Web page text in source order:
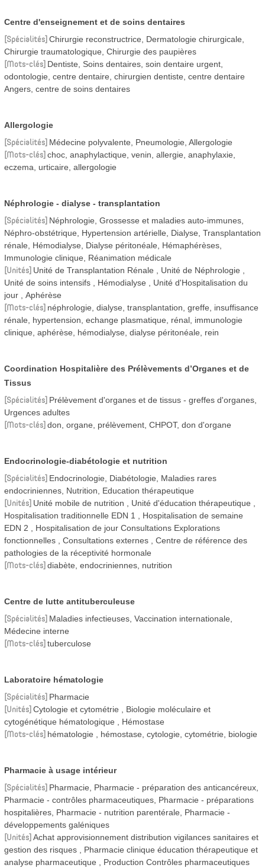
Centre d'enseignement et de soins dentaires
Spécialités Chirurgie reconstructrice, Dermatologie chirurgicale,
Chirurgie traumatologique, Chirurgie des paupières
Mots-clés Dentiste, Soins dentaires, soin dentaire urgent,
odontologie, centre dentaire, chirurgien dentiste, centre dentaire
Angers, centre de soins dentaires
Allergologie
Spécialités Médecine polyvalente, Pneumologie, Allergologie
Mots-clés choc, anaphylactique, venin, allergie, anaphylaxie,
eczema, urticaire, allergologie
Néphrologie - dialyse - transplantation
Spécialités Néphrologie, Grossesse et maladies auto-immunes,
Néphro-obstétrique, Hypertension artérielle, Dialyse, Transplantation
rénale, Hémodialyse, Dialyse péritonéale, Hémaphérèses,
Immunologie clinique, Réanimation médicale
Unités Unité de Transplantation Rénale
Unité de Néphrologie
Unité de soins intensifs
Hémodialyse
Unité d'Hospitalisation du
jour
Aphérèse
Mots-clés néphrologie, dialyse, transplantation, greffe, insuffisance
rénale, hypertension, echange plasmatique, rénal, immunologie
clinique, aphérèse, hémodialyse, dialyse péritonéale, rein
Coordination Hospitalière des Prélèvements d’Organes et de
Tissus
Spécialités Prélèvement d'organes et de tissus - greffes d'organes,
Urgences adultes
Mots-clés don, organe, prélèvement, CHPOT, don d'organe
Endocrinologie-diabétologie et nutrition
Spécialités Endocrinologie, Diabétologie, Maladies rares
endocriniennes, Nutrition, Education thérapeutique
Unités Unité mobile de nutrition
Unité d'éducation thérapeutique
Hospitalisation traditionnelle EDN 1
Hospitalisation de semaine
EDN 2
Hospitalisation de jour Consultations Explorations
fonctionnelles
Consultations externes
Centre de référence des
pathologies de la réceptivité hormonale
Mots-clés diabète, endocriniennes, nutrition
Centre de lutte antituberculeuse
Spécialités Maladies infectieuses, Vaccination internationale,
Médecine interne
Mots-clés tuberculose
Laboratoire hématologie
Spécialités Pharmacie
Unités Cytologie et cytométrie
Biologie moléculaire et
cytogénétique hématologique
Hémostase
Mots-clés hématologie , hémostase, cytologie, cytométrie, biologie
Pharmacie à usage intérieur
Spécialités Pharmacie, Pharmacie - préparation des anticancéreux,
Pharmacie - contrôles pharmaceutiques, Pharmacie - préparations
hospitalières, Pharmacie - nutrition parentérale, Pharmacie -
développements galéniques
Unités Achat approvisionnement distribution vigilances sanitaires et
gestion des risques
Pharmacie clinique éducation thérapeutique et
analyse pharmaceutique
Production Contrôles pharmaceutiques